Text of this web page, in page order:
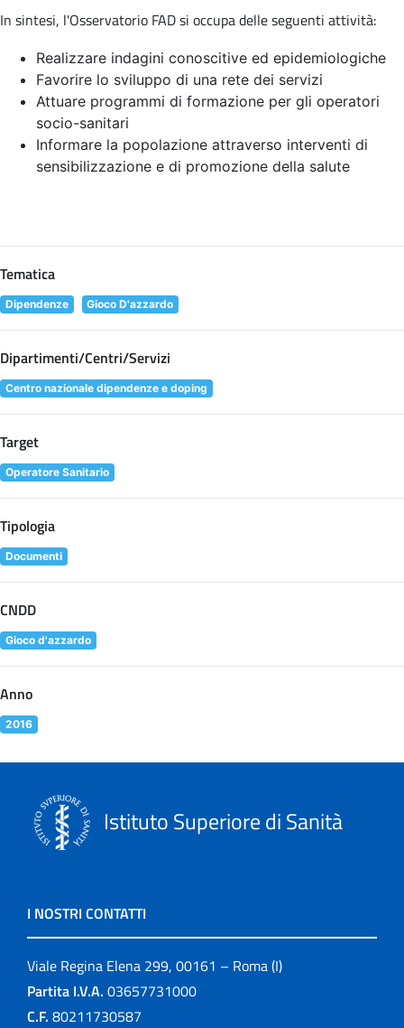
In sintesi, l'Osservatorio FAD si occupa delle seguenti attività:
Realizzare indagini conoscitive ed epidemiologiche
Favorire lo sviluppo di una rete dei servizi
Attuare programmi di formazione per gli operatori
socio-sanitari
Informare la popolazione attraverso interventi di
sensibilizzazione e di promozione della salute
Tematica
Dipendenze Gioco D'azzardo
Dipartimenti/Centri/Servizi
Centro nazionale dipendenze e doping
Target
Operatore Sanitario
Tipologia
Documenti
CNDD
Gioco d'azzardo
Anno
2016
Istituto Superiore di Sanità
I NOSTRI CONTATTI
Viale Regina Elena 299, 00161 – Roma (I)
Partita I.V.A. 03657731000
C.F. 80211730587